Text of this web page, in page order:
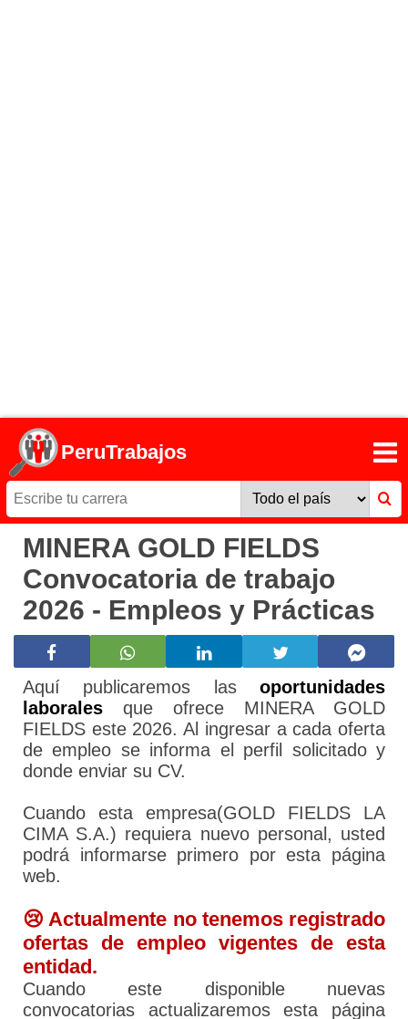
PeruTrabajos
MINERA GOLD FIELDS
Convocatoria de trabajo
2026 - Empleos y Prácticas
Aquí publicaremos las oportunidades
laborales que ofrece MINERA GOLD
FIELDS este 2026. Al ingresar a cada oferta
de empleo se informa el perfil solicitado y
donde enviar su CV.
Cuando esta empresa(GOLD FIELDS LA
CIMA S.A.) requiera nuevo personal, usted
podrá informarse primero por esta página
web.
😢 Actualmente no tenemos registrado
ofertas de empleo vigentes de esta
entidad.
Cuando este disponible nuevas
convocatorias actualizaremos esta página